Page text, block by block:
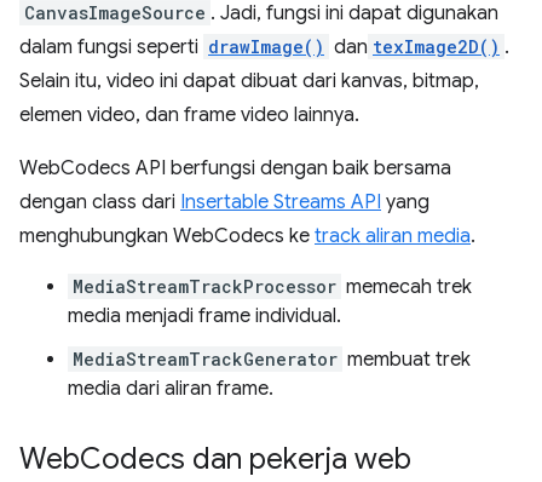
CanvasImageSource . Jadi, fungsi ini dapat digunakan
dalam fungsi seperti drawImage() dan texImage2D() .
Selain itu, video ini dapat dibuat dari kanvas, bitmap,
elemen video, dan frame video lainnya.
WebCodecs API berfungsi dengan baik bersama
dengan class dari Insertable Streams API yang
menghubungkan WebCodecs ke track aliran media.
MediaStreamTrackProcessor memecah trek
media menjadi frame individual.
MediaStreamTrackGenerator membuat trek
media dari aliran frame.
WebCodecs dan pekerja web